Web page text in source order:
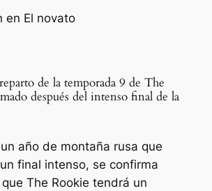
de la temporada 9 de The
después del intenso final de la
año de montaña rusa que
final intenso, se confirma
The Rookie tendrá un